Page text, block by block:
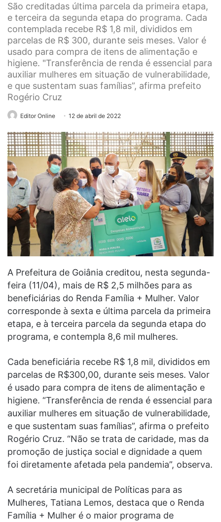
São creditadas última parcela da primeira etapa,
e terceira da segunda etapa do programa. Cada
contemplada recebe R$ 1,8 mil, divididos em
parcelas de R$ 300, durante seis meses. Valor é
usado para compra de itens de alimentação e
higiene. "Transferência de renda é essencial para
auxiliar mulheres em situação de vulnerabilidade,
e que sustentam suas famílias”, afirma prefeito
Rogério Cruz
Editor Online 12 de abril de 2022
A Prefeitura de Goiânia creditou, nesta segunda-
feira (11/04), mais de R$ 2,5 milhões para as
beneficiárias do Renda Família + Mulher. Valor
corresponde à sexta e última parcela da primeira
etapa, e à terceira parcela da segunda etapa do
programa, e contempla 8,6 mil mulheres.
Cada beneficiária recebe R$ 1,8 mil, divididos em
parcelas de R$300,00, durante seis meses. Valor
é usado para compra de itens de alimentação e
higiene. “Transferência de renda é essencial para
auxiliar mulheres em situação de vulnerabilidade,
e que sustentam suas famílias”, afirma o prefeito
Rogério Cruz. “Não se trata de caridade, mas da
promoção de justiça social e dignidade a quem
foi diretamente afetada pela pandemia”, observa.
A secretária municipal de Políticas para as
Mulheres, Tatiana Lemos, destaca que o Renda
Família + Mulher é o maior programa de